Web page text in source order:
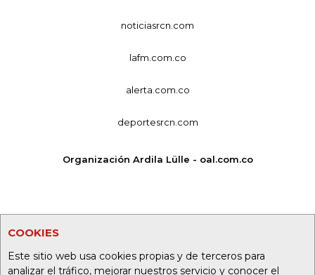
COOKIES
Este sitio web usa cookies propias y de terceros para
analizar el tráfico, mejorar nuestros servicio y conocer el
noticiasrcn.com
lafm.com.co
alerta.com.co
deportesrcn.com
Organización Ardila Lülle - oal.com.co